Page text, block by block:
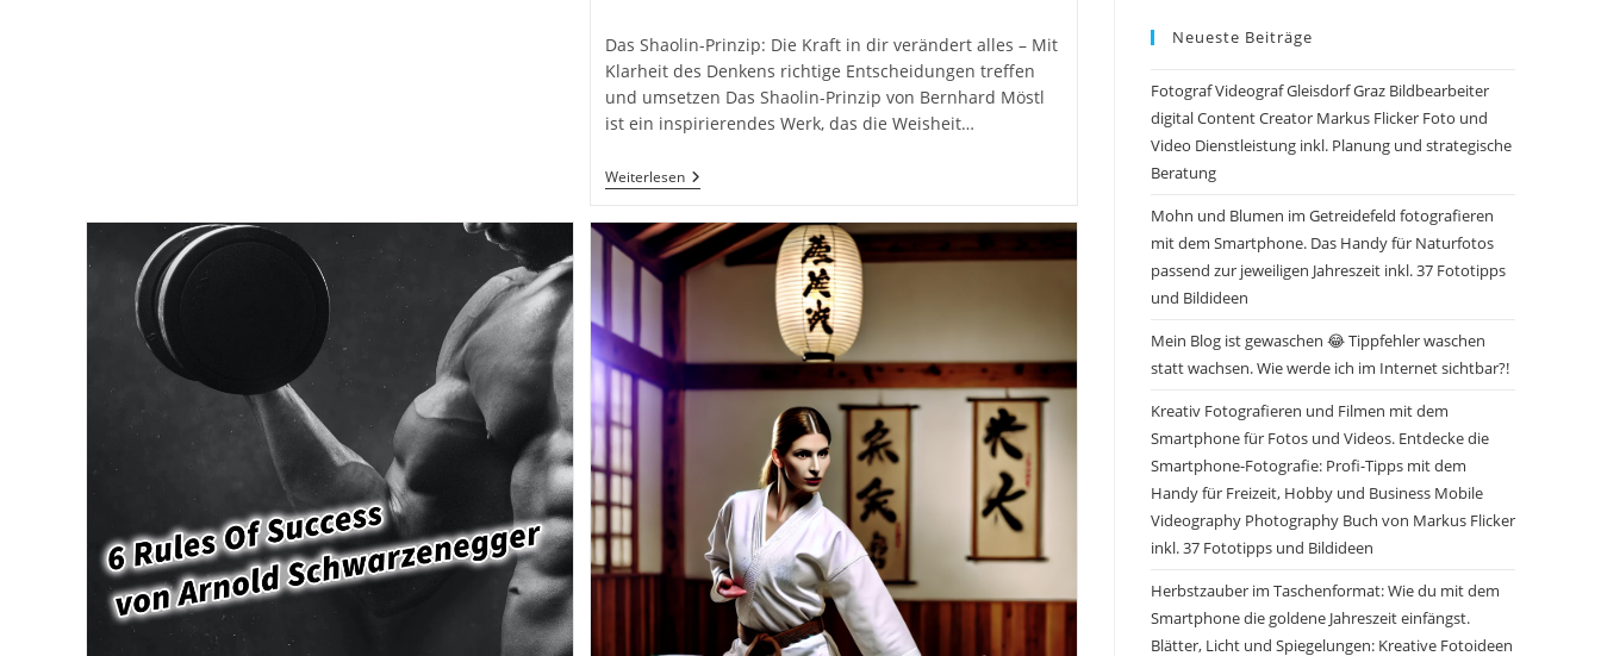
Dir
Deine
Wünsche,
Träume
An
Arbeitest!
#GedankenZumLeben
Das Shaolin-Prinzip: Die Kraft in dir verändert alles – Mit
Klarheit des Denkens richtige Entscheidungen treffen
und umsetzen Das Shaolin-Prinzip von Bernhard Möstl
ist ein inspirierendes Werk, das die Weisheit…
WeiterlesenDas
Shaolin
Die
Kraft
In
Dir
Der
Klarheit
Entscheidungen
Umsetzen
Von
Bernhard
Möstl
Neueste Beiträge
Fotograf Videograf Gleisdorf Graz Bildbearbeiter
digital Content Creator Markus Flicker Foto und
Video Dienstleistung inkl. Planung und strategische
Beratung
Mohn und Blumen im Getreidefeld fotografieren
mit dem Smartphone. Das Handy für Naturfotos
passend zur jeweiligen Jahreszeit inkl. 37 Fototipps
und Bildideen
Mein Blog ist gewaschen 😂 Tippfehler waschen
statt wachsen. Wie werde ich im Internet sichtbar?!
Kreativ Fotografieren und Filmen mit dem
Smartphone für Fotos und Videos. Entdecke die
Smartphone-Fotografie: Profi-Tipps mit dem
Handy für Freizeit, Hobby und Business Mobile
Videography Photography Buch von Markus Flicker
inkl. 37 Fototipps und Bildideen
Herbstzauber im Taschenformat: Wie du mit dem
Smartphone die goldene Jahreszeit einfängst.
Blätter, Licht und Spiegelungen: Kreative Fotoideen